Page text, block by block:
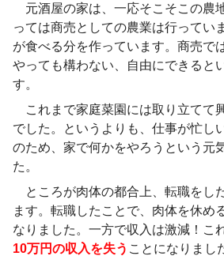
元酒屋の家は、一応そこそこの農
っては商売としての農業は行ってい
が食べる分を作っています。商売で
やっても構わない、自由にできると
す。
これまで家庭菜園には取り立てて
でした。というよりも、仕事が忙し
のため、家で何かをやろうという元
た。
ところが肉体の都合上、転職をし
ます。転職したことで、肉体を休め
なりました。一方で収入は激減！こ
10万円の収入を失う ことになりまし